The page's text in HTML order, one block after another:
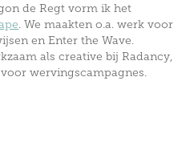
de Regt vorm ik het
. We maakten o.a. werk voor
en Enter the Wave.
als creative bij Radancy,
wervingscampagnes.